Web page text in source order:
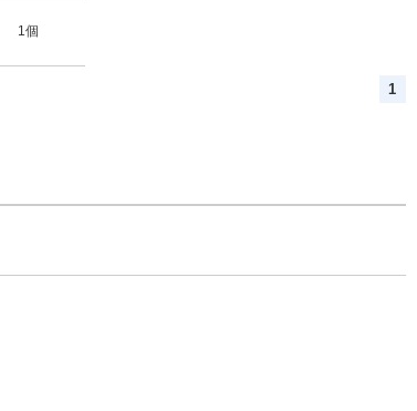
1個
1